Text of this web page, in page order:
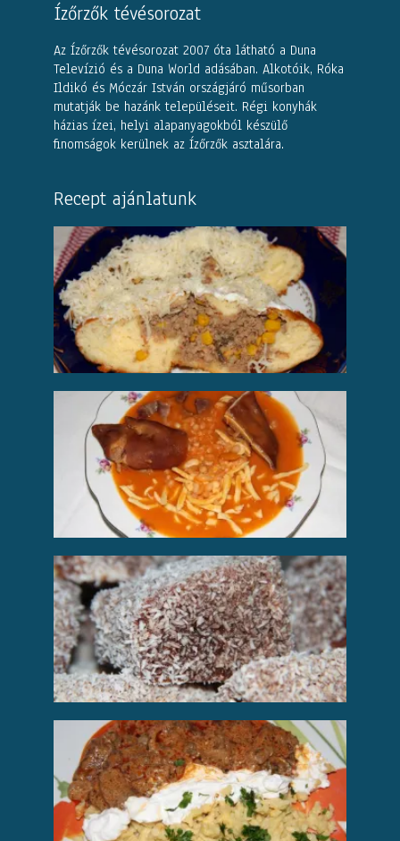
Ízőrzők tévésorozat
Az Ízőrzők tévésorozat 2007 óta látható a Duna
Televízió és a Duna World adásában. Alkotóik, Róka
Ildikó és Móczár István országjáró műsorban
mutatják be hazánk településeit. Régi konyhák
házias ízei, helyi alapanyagokból készülő
finomságok kerülnek az Ízőrzők asztalára.
Recept ajánlatunk